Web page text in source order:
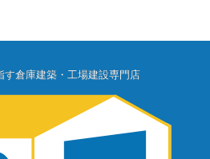
す倉庫建築・工場建設専門店